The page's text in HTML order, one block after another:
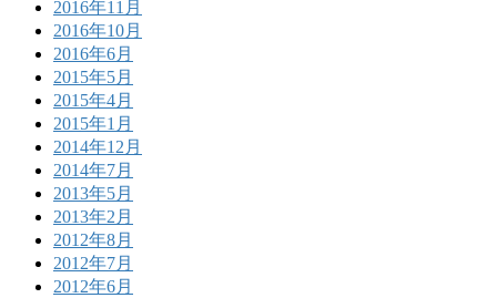
2016年11月
2016年10月
2016年6月
2015年5月
2015年4月
2015年1月
2014年12月
2014年7月
2013年5月
2013年2月
2012年8月
2012年7月
2012年6月